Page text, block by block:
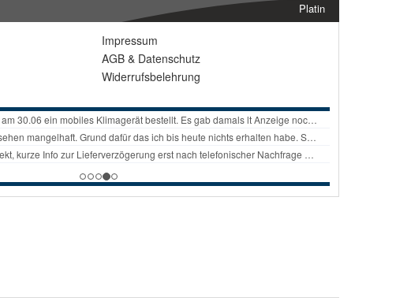
Platin
Impressum
AGB & Datenschutz
Widerrufsbelehrung